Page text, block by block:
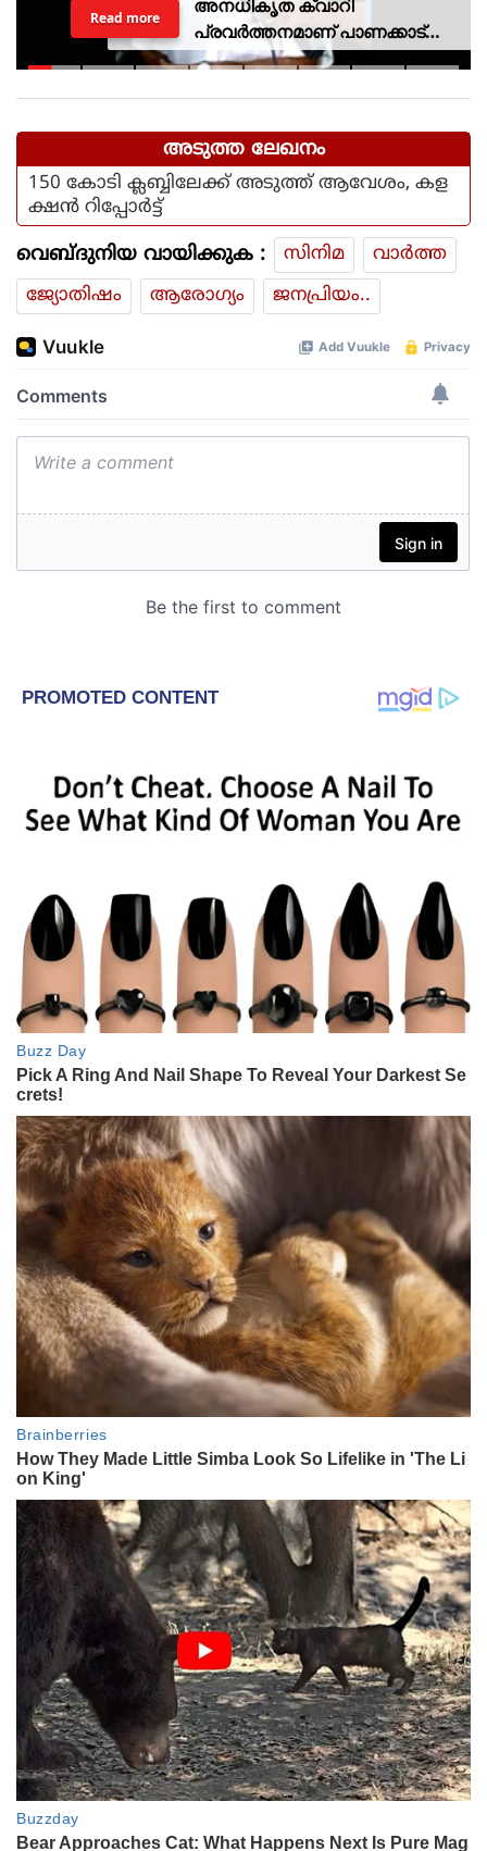
അനധികൃത ക്വാറി
പ്രവര്‍ത്തനമാണ് പാണക്കാട്
ഉരുള്‍പൊട്ടലിന്
Read more
അടുത്ത ലേഖനം
150 കോടി ക്ലബ്ബിലേക്ക് അടുത്ത് ആവേശം, കള
ക്ഷന്‍ റിപ്പോര്‍ട്ട്
വെബ്ദുനിയ വായിക്കുക : സിനിമ
വാര്‍ത്ത
ജ്യോതിഷം
ആരോഗ്യം ജനപ്രിയം..